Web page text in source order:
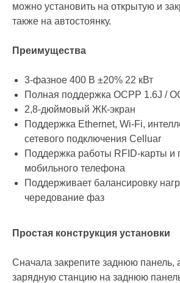
можно установить на открытую и
также на автостоянку.
Преимущества
3-фазное 400 В ±20% 22 кВт
Полная поддержка OCPP 1.6J /
2,8-дюймовый ЖК-экран
Поддержка Ethernet, Wi-Fi,
сетевого подключения Celluar
Поддержка работы RFID-карты и
мобильного телефона
Поддерживает балансировку
чередование фаз
Простая конструкция установки
Сначала закрепите заднюю панель,
зарядную станцию на заднюю